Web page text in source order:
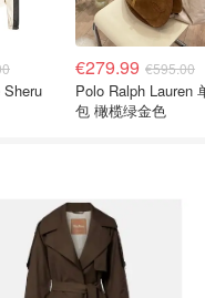
€279.99 €595.00
Polo Ralph Lauren
包 橄榄绿金色